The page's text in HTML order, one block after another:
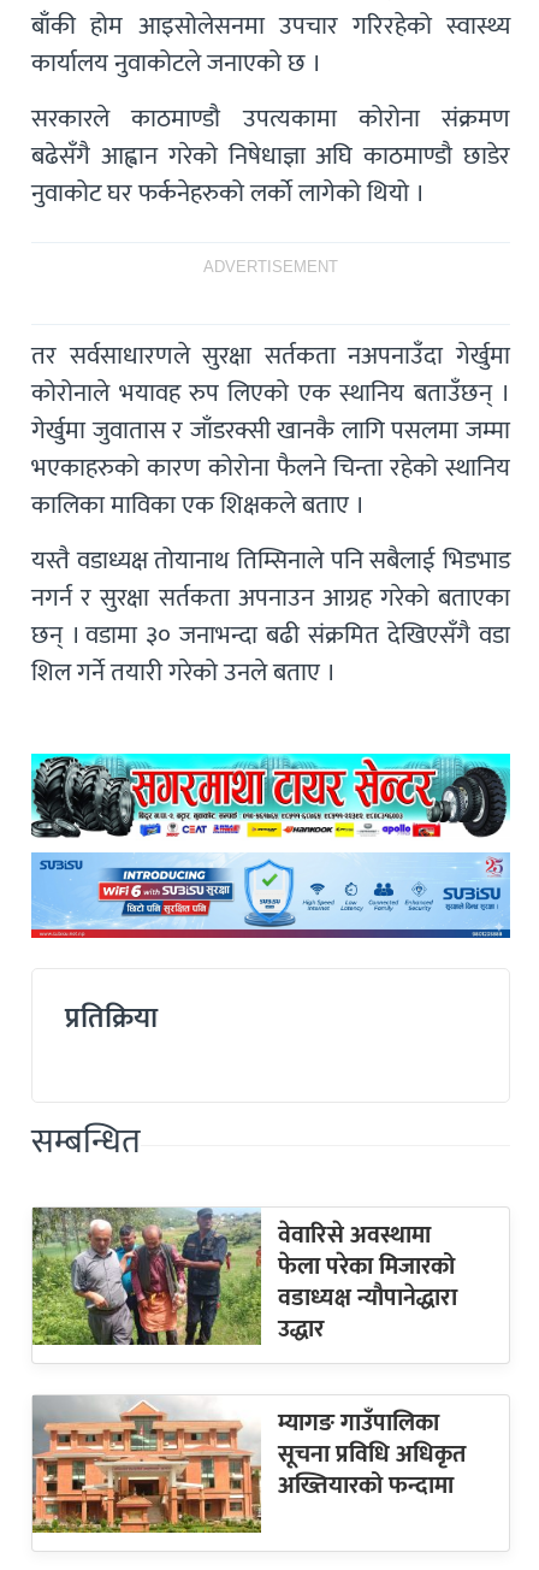
बाँकी होम आइसोलेसनमा उपचार गरिरहेको स्वास्थ्य
कार्यालय नुवाकोटले जनाएको छ ।
सरकारले काठमाण्डौ उपत्यकामा कोरोना संक्रमण
बढेसँगै आह्वान गरेको निषेधाज्ञा अघि काठमाण्डौ छाडेर
नुवाकोट घर फर्कनेहरुको लर्काे लागेको थियो ।
ADVERTISEMENT
तर सर्वसाधारणले सुरक्षा सर्तकता नअपनाउँदा गेर्खुमा
कोरोनाले भयावह रुप लिएको एक स्थानिय बताउँछन् ।
गेर्खुमा जुवातास र जाँडरक्सी खानकै लागि पसलमा जम्मा
भएकाहरुको कारण कोरोना फैलने चिन्ता रहेको स्थानिय
कालिका माविका एक शिक्षकले बताए ।
यस्तै वडाध्यक्ष तोयानाथ तिम्सिनाले पनि सबैलाई भिडभाड
नगर्न र सुरक्षा सर्तकता अपनाउन आग्रह गरेको बताएका
छन् । वडामा ३० जनाभन्दा बढी संक्रमित देखिएसँगै वडा
शिल गर्ने तयारी गरेको उनले बताए ।
प्रतिक्रिया
सम्बन्धित
वेवारिसे अवस्थामा
फेला परेका मिजारको
वडाध्यक्ष न्यौपानेद्धारा
उद्धार
म्यागङ गाउँपालिका
सूचना प्रविधि अधिकृत
अख्तियारको फन्दामा